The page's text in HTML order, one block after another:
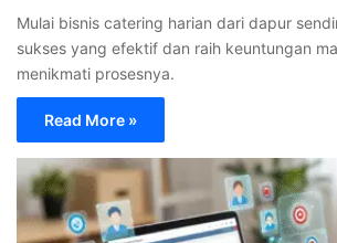
Mulai bisnis catering harian dari dapur
sukses yang efektif dan raih keuntungan
menikmati prosesnya.
Read More »